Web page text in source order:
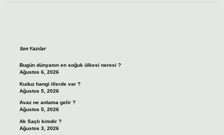
Son Yazılar
Bugün dünyanın en soğuk ülkesi neresi ?
Ağustos 6, 2026
Kuduz hangi illerde var ?
Ağustos 5, 2026
Avaz ne anlama gelir ?
Ağustos 5, 2026
Ak Saçlı kimdir ?
Ağustos 3, 2026